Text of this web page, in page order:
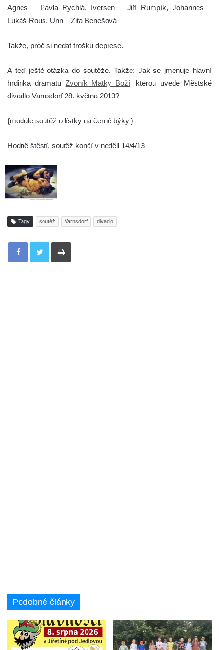
Agnes – Pavla Rychlá, Iversen – Jiří Rumpík, Johannes –
Lukáš Rous, Unn – Zita Benešová
Takže, proč si nedat trošku deprese.
A teď ještě otázka do soutěže. Takže: Jak se jmenuje hlavní
hrdinka dramatu Zvoník Matky Boží, kterou uvede Městské
divadlo Varnsdorf 28. května 2013?
{module soutěž o lístky na černé býky }
Hodně štěstí, soutěž končí v neděli 14/4/13
Tagy soutěž Varnsdorf divadlo
Tisknout
Podobné články